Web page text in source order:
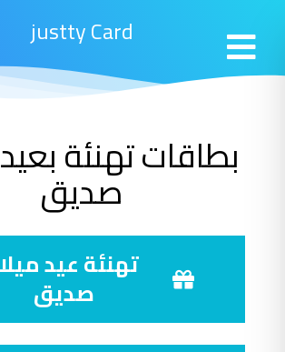
justty Card
بطاقات تهنئة
صديق
تهنئة عيد
صديق